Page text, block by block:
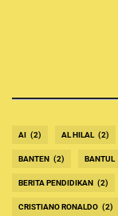
AI (2) AL HILAL (2)
BANTEN (2) BANTUL
BERITA PENDIDIKAN (2)
CRISTIANO RONALDO (2)